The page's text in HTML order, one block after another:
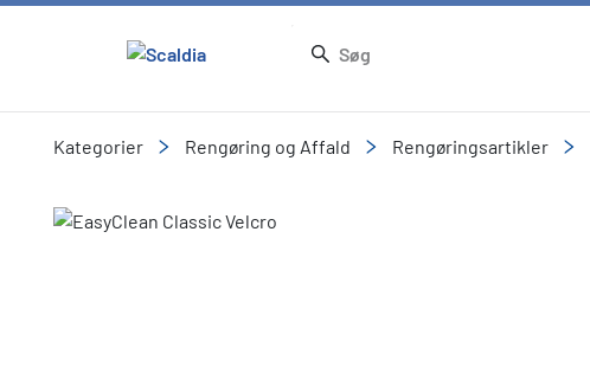
Kategorier Rengøring og Affald Rengøringsartikler
Slide 2 of 2